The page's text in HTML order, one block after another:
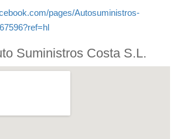
pages/Autosuministros-
Suministros Costa S.L.